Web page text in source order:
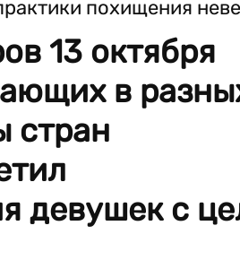
13 октября
в
стран
девушек с